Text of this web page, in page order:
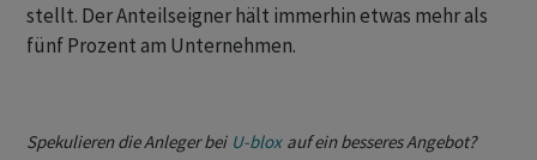
stellt. Der Anteilseigner hält immerhin etwas mehr als
fünf Prozent am Unternehmen.
Spekulieren die Anleger bei U-blox auf ein besseres Angebot?